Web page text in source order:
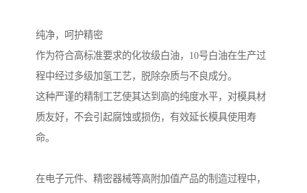
纯净，呵护精密
作为符合高标准要求的化妆级白油，10号白油在生产过
程中经过多级加氢工艺，脱除杂质与不良成分。
这种严谨的精制工艺使其达到高的纯度水平，对模具材
质友好，不会引起腐蚀或损伤，有效延长模具使用寿
命。
在电子元件、精密器械等高附加值产品的制造过程中，